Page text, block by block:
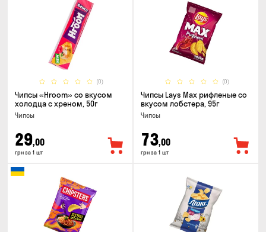
(0)
Чипсы «Hroom» со вкусом
холодца с хреном, 50г
Чипсы
29,00
грн за 1 шт
(0)
Чипсы Lays Max рифленые со
вкусом лобстера, 95г
Чипсы
73,00
грн за 1 шт